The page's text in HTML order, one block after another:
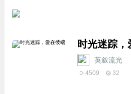
时光迷踪，
英叙流光
4509 32